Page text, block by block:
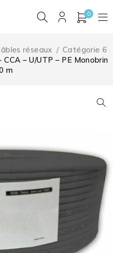
0
réseaux / Catégorie 6
– U/UTP – PE Monobrin
m